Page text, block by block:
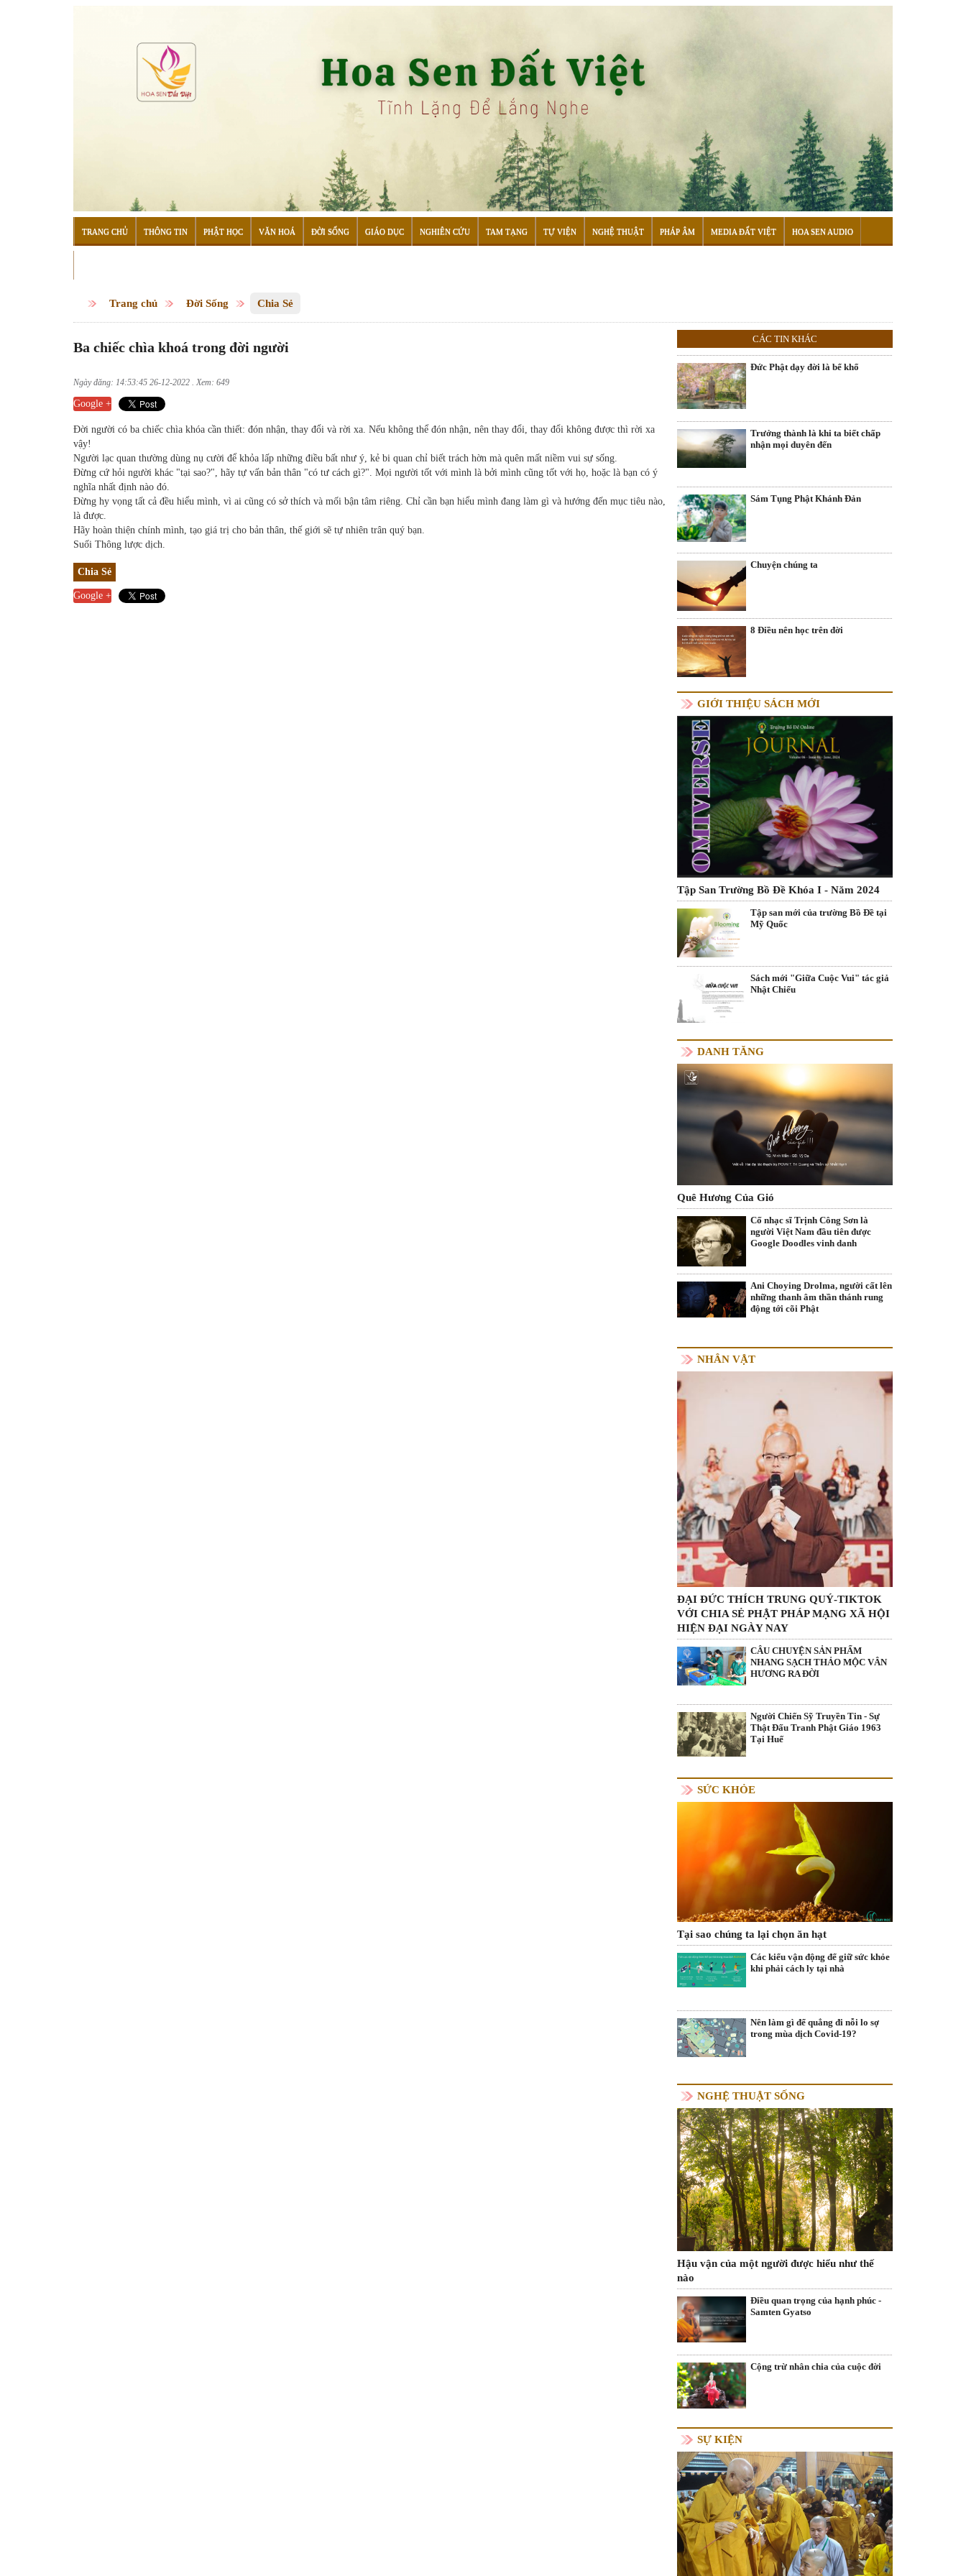
TRANG CHỦ THÔNG TIN PHẬT HỌC VĂN HOÁ ĐỜI SỐNG GIÁO DỤC NGHIÊN CỨU TAM TẠNG TỰ VIỆN NGHỆ THUẬT PHÁP ÂM MEDIA ĐẤT VIỆT HOA SEN AUDIO
Trang chủ Đời Sống Chia Sẻ
Ba chiếc chìa khoá trong đời người
Ngày đăng: 14:53:45 26-12-2022 . Xem: 649
Google +
Đời người có ba chiếc chìa khóa cần thiết: đón nhận, thay đổi và rời xa. Nếu không thể đón nhận, nên thay đổi, thay đổi không được thì rời xa
vậy!
Người lạc quan thường dùng nụ cười để khỏa lấp những điều bất như ý, kẻ bi quan chỉ biết trách hờn mà quên mất niềm vui sự sống.
Đừng cứ hỏi người khác "tại sao?", hãy tự vấn bản thân "có tư cách gì?". Mọi người tốt với mình là bởi mình cũng tốt với họ, hoặc là bạn có ý
nghĩa nhất định nào đó.
Đừng hy vọng tất cả đều hiểu mình, vì ai cũng có sở thích và mối bận tâm riêng. Chỉ cần bạn hiểu mình đang làm gì và hướng đến mục tiêu nào,
là được.
Hãy hoàn thiện chính mình, tạo giá trị cho bản thân, thế giới sẽ tự nhiên trân quý bạn.
Suối Thông lược dịch.
Chia Sẻ
Google +
CÁC TIN KHÁC
Đức Phật dạy đời là bể khổ
Trưởng thành là khi ta biết chấp
nhận mọi duyên đến
Sám Tụng Phật Khánh Đản
Chuyện chúng ta
8 Điều nên học trên đời
GIỚI THIỆU SÁCH MỚI
Tập San Trường Bồ Đề Khóa I - Năm 2024
Tập san mới của trường Bồ Đề tại
Mỹ Quốc
Sách mới "Giữa Cuộc Vui" tác giả
Nhật Chiếu
DANH TĂNG
Quê Hương Của Gió
Cố nhạc sĩ Trịnh Công Sơn là
người Việt Nam đầu tiên được
Google Doodles vinh danh
Ani Choying Drolma, người cất lên
những thanh âm thần thánh rung
động tới cõi Phật
NHÂN VẬT
ĐẠI ĐỨC THÍCH TRUNG QUÝ-TIKTOK
VỚI CHIA SẺ PHẬT PHÁP MẠNG XÃ HỘI
HIỆN ĐẠI NGÀY NAY
CÂU CHUYỆN SẢN PHẨM
NHANG SẠCH THẢO MỘC VÂN
HƯƠNG RA ĐỜI
Người Chiến Sỹ Truyền Tin - Sự
Thật Đấu Tranh Phật Giáo 1963
Tại Huế
SỨC KHỎE
Tại sao chúng ta lại chọn ăn hạt
Các kiểu vận động để giữ sức khỏe
khi phải cách ly tại nhà
Nên làm gì để quẳng đi nỗi lo sợ
trong mùa dịch Covid-19?
NGHỆ THUẬT SỐNG
Hậu vận của một người được hiểu như thế
nào
Điều quan trọng của hạnh phúc -
Samten Gyatso
Cộng trừ nhân chia của cuộc đời
SỰ KIỆN